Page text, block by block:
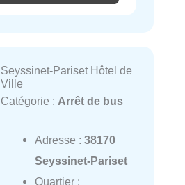
Seyssinet-Pariset Hôtel de
Ville
Catégorie : Arrêt de bus
Adresse : 38170
Seyssinet-Pariset
Quartier :